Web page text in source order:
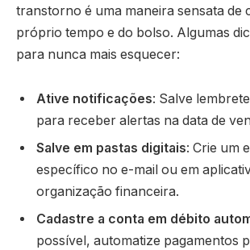
transtorno é uma maneira sensata de
próprio tempo e do bolso. Algumas
para nunca mais esquecer:
Ative notificações: Salve
para receber alertas na data de
Salve em pastas digitais: Crie um
específico no e-mail ou em
organização financeira.
Cadastre a conta em débito
possível, automatize pagamentos